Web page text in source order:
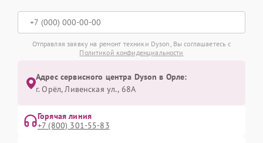
Отправляя заявку на ремонт техники Dyson, Вы соглашаетесь с
Политикой конфиденциальности
Адрес сервисного центра Dyson в Орле:
г. Орёл, Ливенская ул., 68А
Горячая линия
+7 (800) 301-55-83